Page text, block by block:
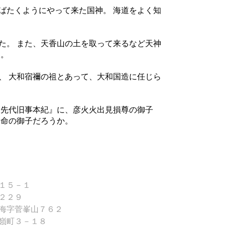
たくようにやって来た国神。 海道をよく知
。 また、天香山の土を取って来るなど天神
大和宿禰の祖とあって、大和国造に任じら
代旧事本紀』に、彦火火出見損尊の御子
の御子だろうか。
５－１
２９
字菅峯山７６２
町３－１８